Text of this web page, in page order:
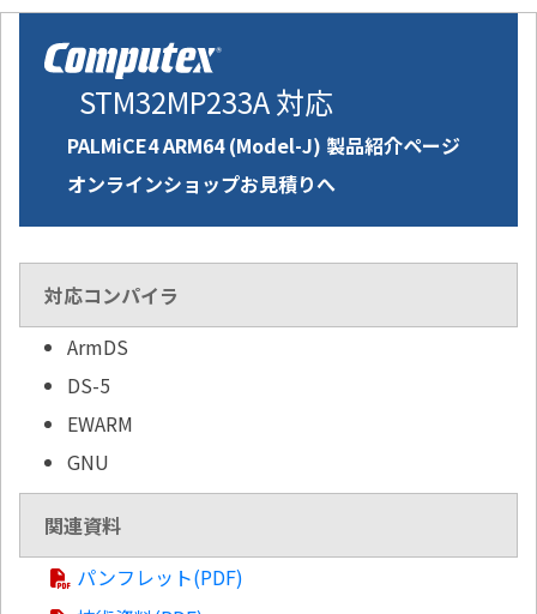
STM32MP233A 対応
PALMiCE4 ARM64 (Model-J) 製品紹介ページ
オンラインショップお見積りへ
対応コンパイラ
ArmDS
DS-5
EWARM
GNU
関連資料
パンフレット(PDF)